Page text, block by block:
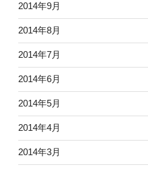
2014年9月
2014年8月
2014年7月
2014年6月
2014年5月
2014年4月
2014年3月